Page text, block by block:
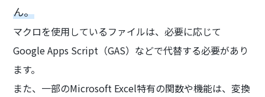
ん。
マクロを使用しているファイルは、必要に応じて
Google Apps Script（GAS）などで代替する必要があり
ます。
また、一部のMicrosoft Excel特有の関数や機能は、変換